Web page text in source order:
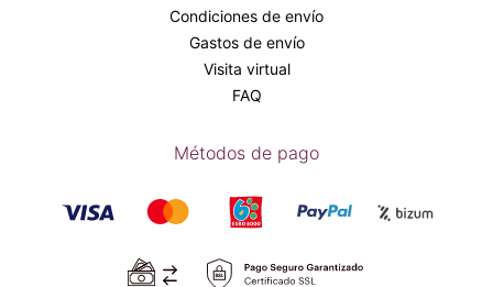
Condiciones de envío
Gastos de envío
Visita virtual
FAQ
Métodos de pago